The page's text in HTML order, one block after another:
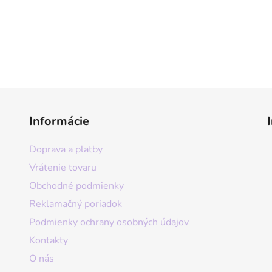
Informácie
Doprava a platby
Vrátenie tovaru
Obchodné podmienky
Reklamačný poriadok
Podmienky ochrany osobných údajov
Kontakty
O nás